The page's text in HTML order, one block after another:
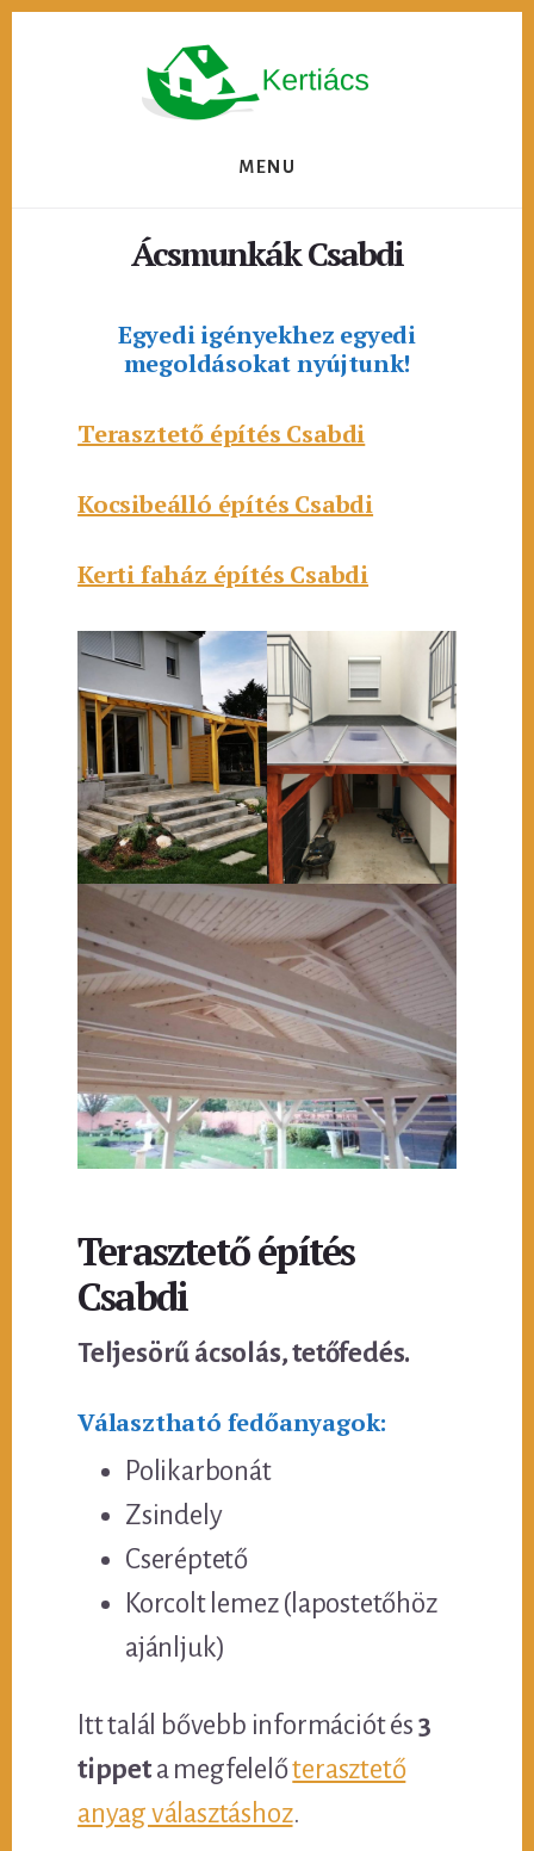
MENU
Ácsmunkák Csabdi
Egyedi igényekhez egyedi
megoldásokat nyújtunk!
Terasztető építés Csabdi
Kocsibeálló építés Csabdi
Kerti faház építés Csabdi
Terasztető építés
Csabdi
Teljesörű ácsolás, tetőfedés.
Választható fedőanyagok:
Polikarbonát
Zsindely
Cseréptető
Korcolt lemez (lapostetőhöz
ajánljuk)
Itt talál bővebb információt és 3
tippeta megfelelőterasztető
anyag választáshoz.